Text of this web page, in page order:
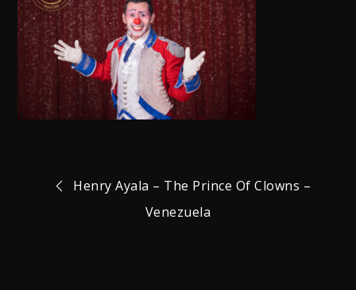
Navigation
Henry Ayala – The Prince Of Clowns –
Venezuela